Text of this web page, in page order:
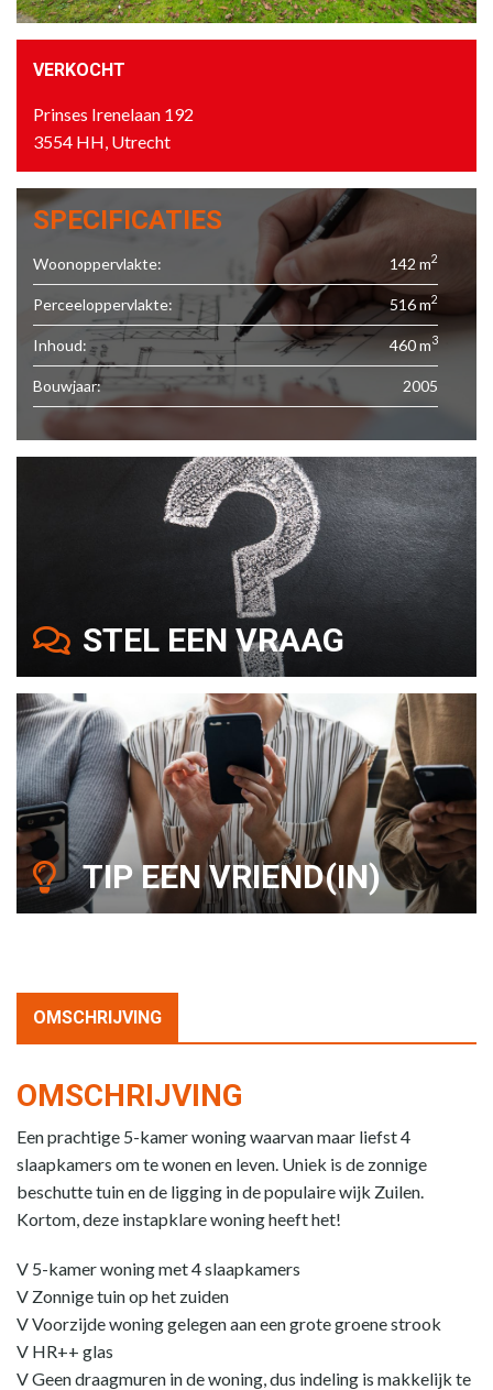
VERKOCHT
Prinses Irenelaan 192
3554 HH, Utrecht
SPECIFICATIES
Woonoppervlakte: 142 m2
Perceeloppervlakte: 516 m2
Inhoud: 460 m3
Bouwjaar: 2005
STEL EEN VRAAG
TIP EEN VRIEND(IN)
OMSCHRIJVING
OMSCHRIJVING
Een prachtige 5-kamer woning waarvan maar liefst 4
slaapkamers om te wonen en leven. Uniek is de zonnige
beschutte tuin en de ligging in de populaire wijk Zuilen.
Kortom, deze instapklare woning heeft het!
V 5-kamer woning met 4 slaapkamers
V Zonnige tuin op het zuiden
V Voorzijde woning gelegen aan een grote groene strook
V HR++ glas
V Geen draagmuren in de woning, dus indeling is makkelijk te